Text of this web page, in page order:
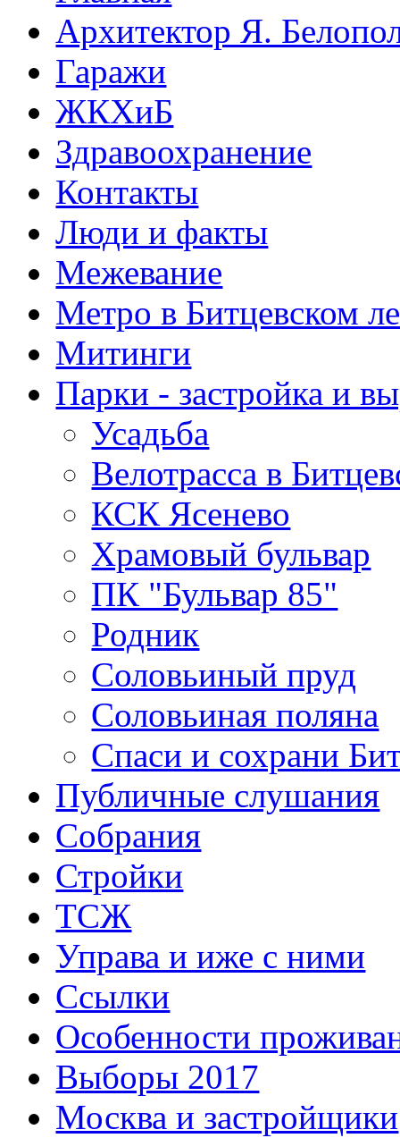
Архитектор Я.
Гаражи
ЖКХиБ
Здравоохранение
Контакты
Люди и факты
Межевание
Метро в Битцевском
Митинги
Парки - застройка и
Усадьба
Велотрасса в
КСК Ясенево
Храмовый бульвар
ПК "Бульвар 85"
Родник
Соловьиный пруд
Соловьиная поляна
Спаси и сохрани
Публичные слушания
Собрания
Стройки
ТСЖ
Управа и иже с ними
Ссылки
Особенности
Выборы 2017
Москва и застройщики